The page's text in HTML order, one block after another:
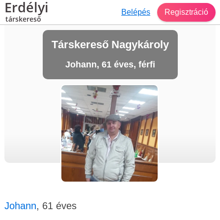
Erdélyi
társkereső
Belépés Regisztráció
Társkereső Nagykároly
Johann, 61 éves, férfi
Johann, 61 éves